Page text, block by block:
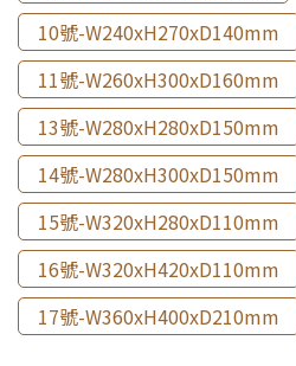
10號-W240xH270xD140mm
11號-W260xH300xD160mm
13號-W280xH280xD150mm
14號-W280xH300xD150mm
15號-W320xH280xD110mm
16號-W320xH420xD110mm
17號-W360xH400xD210mm